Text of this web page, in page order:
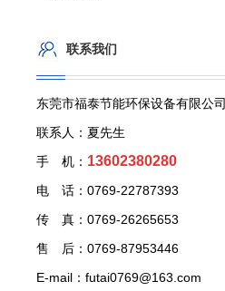
联系我们
东莞市福泰节能环保设备有限公司
联系人：夏先生
手 机： 13602380280
电 话：0769-22787393
传 真：0769-26265653
售 后：0769-87953446
E-mail：futai0769@163.com